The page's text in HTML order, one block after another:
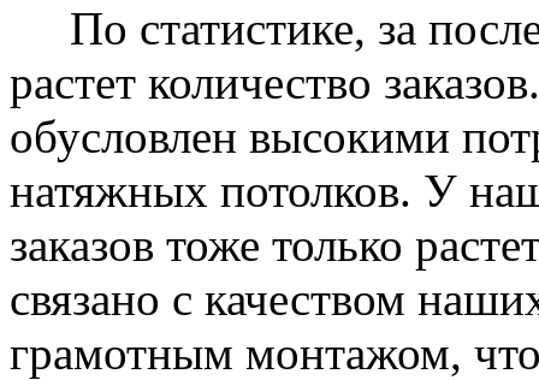
По статистике, за
растет количество
обусловлен высокими
натяжных потолков. У
заказов тоже только
связано с качеством
грамотным монтажом,